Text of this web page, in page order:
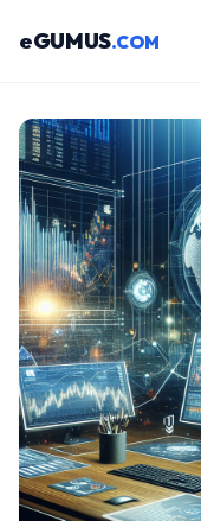
eGUMUS.COM